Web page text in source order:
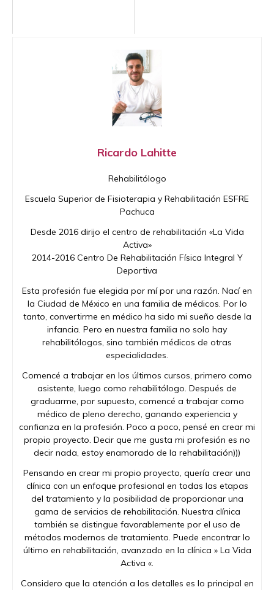
Ricardo Lahitte
Rehabilitólogo
Escuela Superior de Fisioterapia y Rehabilitación ESFRE
Pachuca
Desde 2016 dirijo el centro de rehabilitación «La Vida
Activa»
2014-2016 Centro De Rehabilitación Física Integral Y
Deportiva
Esta profesión fue elegida por mí por una razón. Nací en
la Ciudad de México en una familia de médicos. Por lo
tanto, convertirme en médico ha sido mi sueño desde la
infancia. Pero en nuestra familia no solo hay
rehabilitólogos, sino también médicos de otras
especialidades.
Comencé a trabajar en los últimos cursos, primero como
asistente, luego como rehabilitólogo. Después de
graduarme, por supuesto, comencé a trabajar como
médico de pleno derecho, ganando experiencia y
confianza en la profesión. Poco a poco, pensé en crear mi
propio proyecto. Decir que me gusta mi profesión es no
decir nada, estoy enamorado de la rehabilitación)))
Pensando en crear mi propio proyecto, quería crear una
clínica con un enfoque profesional en todas las etapas
del tratamiento y la posibilidad de proporcionar una
gama de servicios de rehabilitación. Nuestra clínica
también se distingue favorablemente por el uso de
métodos modernos de tratamiento. Puede encontrar lo
último en rehabilitación, avanzado en la clínica » La Vida
Activa «.
Considero que la atención a los detalles es lo principal en